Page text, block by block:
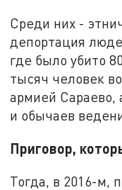
Среди них -
депортация
где было убито
тысяч человек
армией Сараево,
и обычаев
Приговор,
Тогда, в 2016-м,